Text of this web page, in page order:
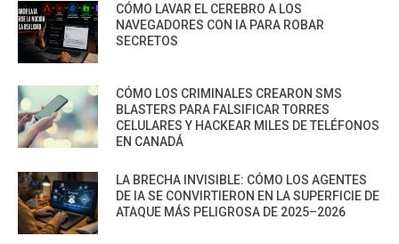
CÓMO LAVAR EL CEREBRO A LOS
NAVEGADORES CON IA PARA ROBAR
SECRETOS
CÓMO LOS CRIMINALES CREARON SMS
BLASTERS PARA FALSIFICAR TORRES
CELULARES Y HACKEAR MILES DE TELÉFONOS
EN CANADÁ
LA BRECHA INVISIBLE: CÓMO LOS AGENTES
DE IA SE CONVIRTIERON EN LA SUPERFICIE DE
ATAQUE MÁS PELIGROSA DE 2025–2026